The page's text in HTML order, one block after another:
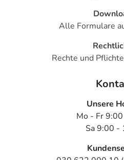
Alle Formulare
Rechte und
Unsere
Mo - Fr
Sa 9:00 -